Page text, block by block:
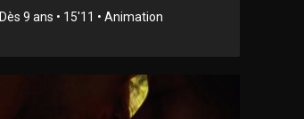
Dès 9 ans • 15'11 • Animation